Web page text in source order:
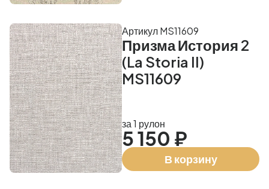
Призма История 2
(La Storia II)
MS11609
Артикул MS11609
за 1 рулон
5 150 ₽
В корзину